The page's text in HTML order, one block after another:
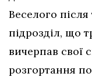
Веселого
підрозділ, що
вичерпав свої
розгортання